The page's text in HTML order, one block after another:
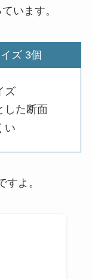
います。
ズ 3個
ズ
した断面
い
よ。